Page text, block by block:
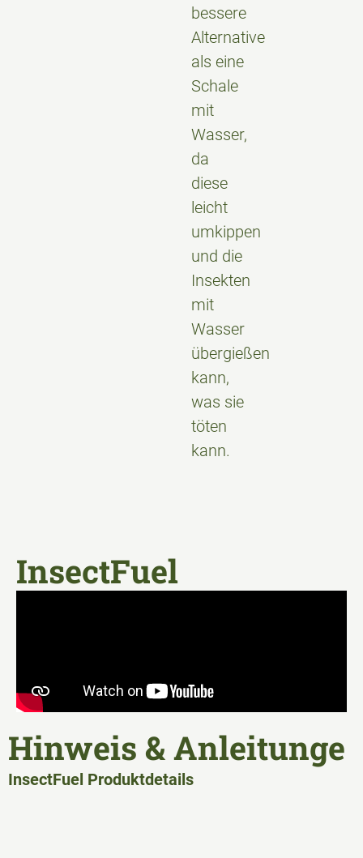
bessere
Alternative
als eine
Schale
mit
Wasser,
da
diese
leicht
umkippen
und die
Insekten
mit
Wasser
übergießen
kann,
was sie
töten
kann.
InsectFuel
Hinweis & Anleitunge
InsectFuel Produktdetails